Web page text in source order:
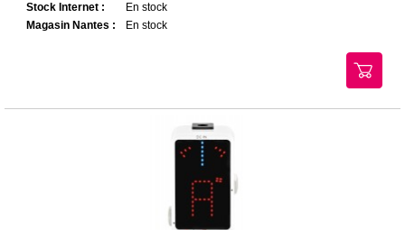
Stock Internet :
En stock
Magasin Nantes :
En stock